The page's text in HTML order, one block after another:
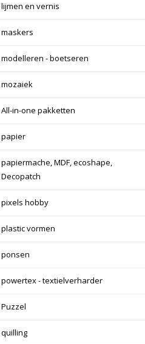
lijmen en vernis
maskers
modelleren - boetseren
mozaiek
All-in-one pakketten
papier
papiermache, MDF, ecoshape,
Decopatch
pixels hobby
plastic vormen
ponsen
powertex - textielverharder
Puzzel
quilling